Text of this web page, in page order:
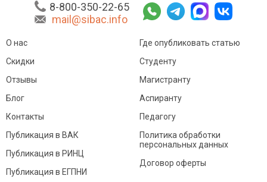
8-800-350-22-65
mail@sibac.info
О нас
Скидки
Отзывы
Блог
Контакты
Где опубликовать статью
Студенту
Магистранту
Аспиранту
Педагогу
Публикация в ВАК
Публикация в РИНЦ
Публикация в ЕГПНИ
Политика обработки
персональных данных
Договор оферты